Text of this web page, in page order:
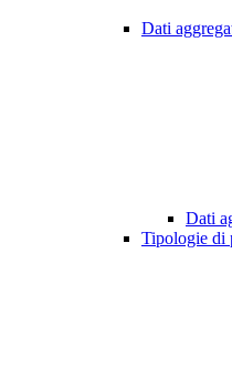
Dati
Dati
Tipologie di